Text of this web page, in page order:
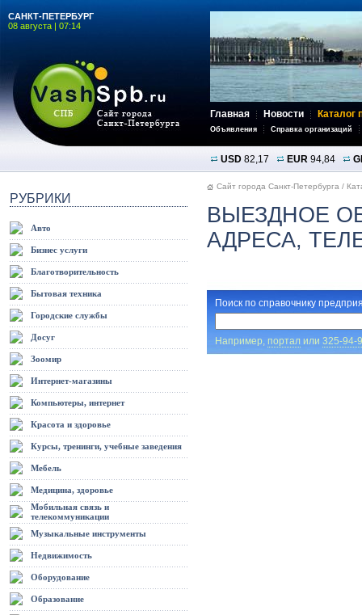
САНКТ-ПЕТЕРБУРГ
08 августа | 07:14
Главная Новости Каталог
Объявления Справка организаций
USD 82,17 EUR 94,84
РУБРИКИ
Авто
Бизнес услуги
Благотворительность
Бытовая техника
Городские службы
Досуг
Зоомир
Интернет-магазины
Компьютеры, интернет
Красота и здоровье
Курсы, тренинги, учебные заведения
Мебель
Медицина, здоровье
Мобильная связь и
телекоммуникации
Музыкальные инструменты
Недвижимость
Оборудование
Образование
Сайт города Санкт-Петербурга /
ВЫЕЗДНОЕ
АДРЕСА,
Поиск по справочнику
Например, порталили 325-94-